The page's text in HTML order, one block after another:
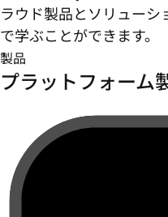
ラウド製品とソリューシ
で学ぶことができます。
製品
プラットフォーム